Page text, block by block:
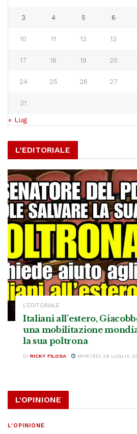
3 4 5 6
10 11 12 13
17 18 19 20
24 25 26 27
31
« Lug
L’EDITORIALE
L’EDITORIALE
Italiani all’estero,
una mobilitazione
la sua poltrona
DI RICKY FILOSA MARTEDÌ 28 LUGLIO
L'OPINIONE
L'OPINIONE